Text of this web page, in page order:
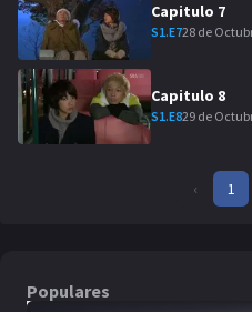
Capitulo 7
S1.E728 de
Capitulo 8
S1.E829 de
‹ 1
Populares